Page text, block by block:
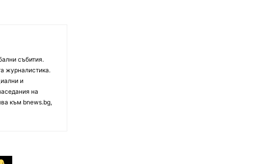
събития.
журналистика.
и
на
към bnews.bg,